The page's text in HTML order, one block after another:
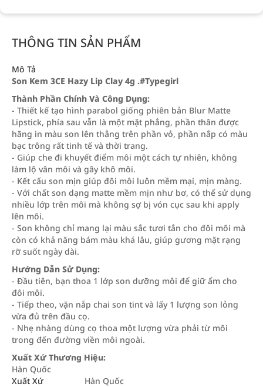
THÔNG TIN SẢN PHẨM
Mô Tả
Son Kem 3CE Hazy Lip Clay 4g .#Typegirl
Thành Phần Chính Và Công Dụng:
- Thiết kế tạo hình parabol giống phiên bản Blur Matte
Lipstick, phía sau vẫn là một mặt phẳng, phần thân được
hãng in màu son lên thẳng trên phần vỏ, phần nắp có màu
bạc trông rất tinh tế và thời trang.
- Giúp che đi khuyết điểm môi một cách tự nhiên, không
làm lộ vân môi và gây khô môi.
- Kết cấu son mịn giúp đôi môi luôn mềm mại, mịn màng.
- Với chất son dạng matte mềm mịn như bơ, có thể sử dụng
nhiều lớp trên môi mà không sợ bị vón cục sau khi apply
lên môi.
- Son không chỉ mang lại màu sắc tươi tắn cho đôi môi mà
còn có khả năng bám màu khá lâu, giúp gương mặt rạng
rỡ suốt ngày dài.
Hướng Dẫn Sử Dụng:
- Đầu tiên, bạn thoa 1 lớp son dưỡng môi để giữ ẩm cho
đôi môi.
- Tiếp theo, vặn nắp chai son tint và lấy 1 lượng son lỏng
vừa đủ trên đầu cọ.
- Nhẹ nhàng dùng cọ thoa một lượng vừa phải từ môi
trong đến đường viền môi ngoài.
Xuất Xứ Thương Hiệu:
Hàn Quốc
Xuất Xứ
Hàn Quốc